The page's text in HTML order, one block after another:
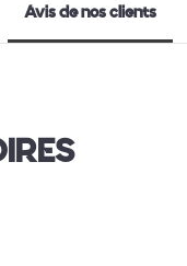
Avis de nos clients